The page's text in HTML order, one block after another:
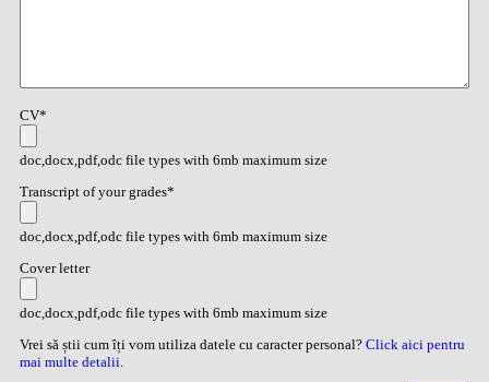
CV*
doc,docx,pdf,odc file types with 6mb maximum size
Transcript of your grades*
doc,docx,pdf,odc file types with 6mb maximum size
Cover letter
doc,docx,pdf,odc file types with 6mb maximum size
Vrei să știi cum îți vom utiliza datele cu caracter personal? Click aici pentru
mai multe detalii.